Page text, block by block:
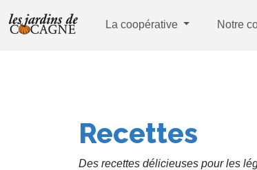
La coopérative Notre
Recettes
Des recettes délicieuses pour les